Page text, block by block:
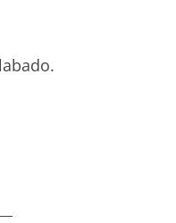
y Alabado.